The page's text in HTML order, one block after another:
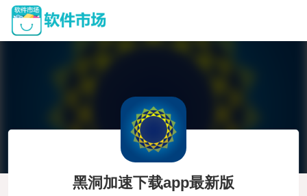
黑洞加速下载app最新版